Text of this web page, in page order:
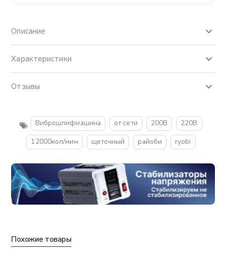
Описание
Характеристики
Отзывы
Виброшлифмашина от сети 200В
220В
12000кол/мин
щеточный райоби ryobi
Похожие товары